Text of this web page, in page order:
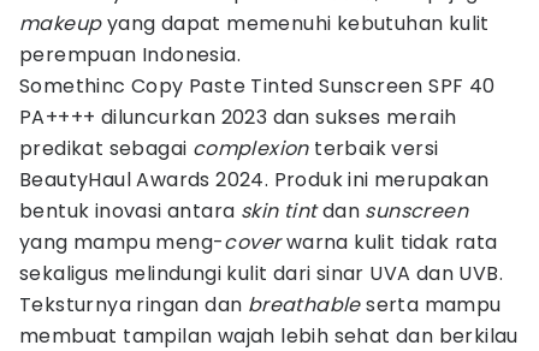
makeupyang dapat memenuhi kebutuhan kulit
perempuan Indonesia.
Somethinc Copy Paste Tinted Sunscreen SPF 40
PA++++ diluncurkan 2023 dan sukses meraih
predikat sebagai complexionterbaik versi
BeautyHaul Awards 2024. Produk ini merupakan
bentuk inovasi antara skin tintdan sunscreen
yang mampu meng-coverwarna kulit tidak rata
sekaligus melindungi kulit dari sinar UVA dan UVB.
Teksturnya ringan dan breathableserta mampu
membuat tampilan wajah lebih sehat dan berkilau